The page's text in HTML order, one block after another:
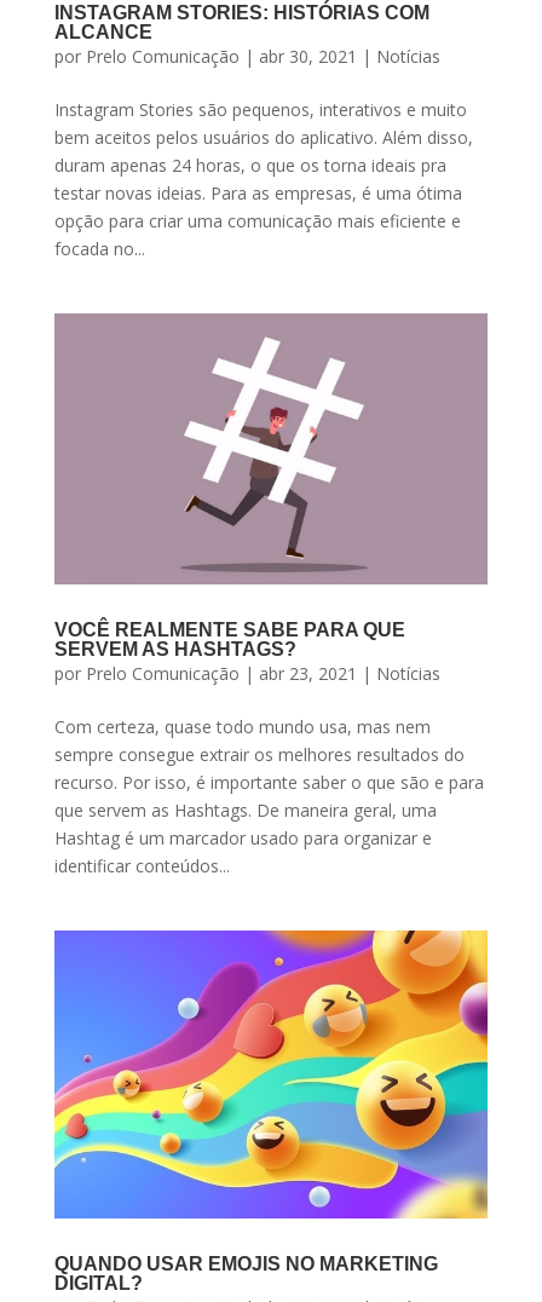
INSTAGRAM STORIES: HISTÓRIAS COM
ALCANCE
por Prelo Comunicação | abr 30, 2021 | Notícias
Instagram Stories são pequenos, interativos e muito
bem aceitos pelos usuários do aplicativo. Além disso,
duram apenas 24 horas, o que os torna ideais pra
testar novas ideias. Para as empresas, é uma ótima
opção para criar uma comunicação mais eficiente e
focada no...
VOCÊ REALMENTE SABE PARA QUE
SERVEM AS HASHTAGS?
por Prelo Comunicação | abr 23, 2021 | Notícias
Com certeza, quase todo mundo usa, mas nem
sempre consegue extrair os melhores resultados do
recurso. Por isso, é importante saber o que são e para
que servem as Hashtags. De maneira geral, uma
Hashtag é um marcador usado para organizar e
identificar conteúdos...
QUANDO USAR EMOJIS NO MARKETING
DIGITAL?